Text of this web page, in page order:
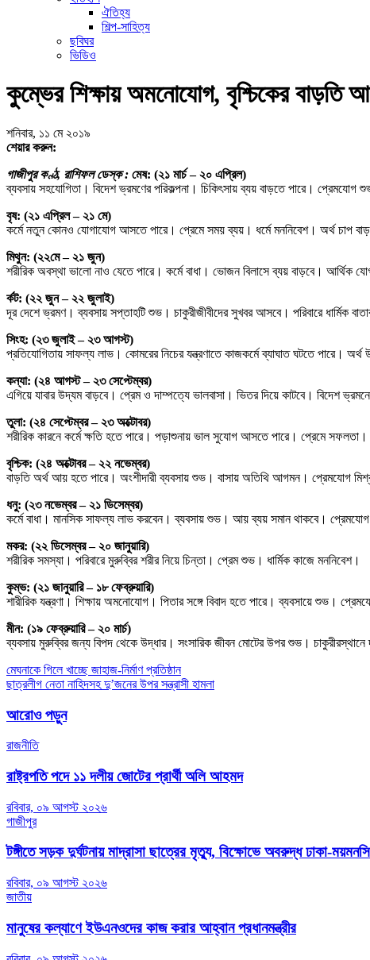
ঐতিহ্য
শিল্প-সাহিত্য
ছবিঘর
ভিডিও
কুম্ভের শিক্ষায় অমনোযোগ, বৃশ্চিকের বাড়তি
শনিবার, ১১ মে ২০১৯
শেয়ার করুন:
গাজীপুর কণ্ঠ, রাশিফল ডেস্ক : মেষ: (২১ মার্চ – ২০ এপ্রিল)
ব্যবসায় সহযোগিতা। বিদেশ ভ্রমণের পরিকল্পনা। চিকিৎসায় ব্যয় বাড়তে পারে। প্রেমযোগ
বৃষ: (২১ এপ্রিল – ২১ মে)
কর্মে নতুন কোনও যোগাযোগ আসতে পারে। প্রেমে সময় ব্যয়। ধর্মে মননিবেশ। অর্থ চাপ
মিথুন: (২২মে – ২১ জুন)
শরীরিক অবস্থা ভালো নাও যেতে পারে। কর্মে বাধা। ভোজন বিলাসে ব্যয় বাড়বে। আর্থিক
র্কট: (২২ জুন – ২২ জুলাই)
দূর দেশে ভ্রমণ। ব্যবসায় সপ্তাহটি শুভ। চাকুরীজীবীদের সুখবর আসবে। পরিবারে ধার্মিক
সিংহ: (২৩ জুলাই – ২৩ আগস্ট)
প্রতিযোগিতায় সাফল্য লাভ। কোমরের নিচের যন্ত্রণাতে কাজকর্মে ব্যাঘাত ঘটতে পারে। অর্থ
কন্যা: (২৪ আগস্ট – ২৩ সেপ্টেম্বর)
এগিয়ে যাবার উদ্যম বাড়বে। প্রেম ও দাম্পত্যে ভালবাসা। ভিতর দিয়ে কাটবে। বিদেশ ভ্রমনে
তুলা: (২৪ সেপ্টেম্বর – ২৩ অক্টোবর)
শরীরিক কারনে কর্মে ক্ষতি হতে পারে। পড়াশুনায় ভাল সুযোগ আসতে পারে। প্রেমে
বৃশ্চিক: (২৪ অক্টোবর – ২২ নভেম্বর)
বাড়তি অর্থ আয় হতে পারে। অংশীদারী ব্যবসায় শুভ। বাসায় অতিথি আগমন। প্রেমযোগ
ধনু: (২৩ নভেম্বর – ২১ ডিসেম্বর)
কর্মে বাধা। মানসিক সাফল্য লাভ করবেন। ব্যবসায় শুভ। আয় ব্যয় সমান থাকবে।
মকর: (২২ ডিসেম্বর – ২০ জানুয়ারি)
শরীরিক সমস্যা। পরিবারে মুরুব্বির শরীর নিয়ে চিন্তা। প্রেম শুভ। ধার্মিক কাজে মননিবেশ।
কুম্ভ: (২১ জানুয়ারি – ১৮ ফেব্রুয়ারি)
শারীরিক যন্ত্রণা। শিক্ষায় অমনোযোগ। পিতার সঙ্গে বিবাদ হতে পারে। ব্যবসায়ে শুভ।
মীন: (১৯ ফেব্রুয়ারি – ২০ মার্চ)
ব্যবসায় মুরুব্বির জন্য বিপদ থেকে উদ্ধার। সংসারিক জীবন মোটের উপর শুভ।
Post
navigation
মেঘনাকে গিলে খাচ্ছে জাহাজ-নির্মাণ প্রতিষ্ঠান
ছাত্রলীগ নেতা নাহিদসহ দু’জনের উপর সন্ত্রাসী হামলা
আরোও পড়ুন
রাজনীতি
রাষ্ট্রপতি পদে ১১ দলীয় জোটের প্রার্থী অলি আহমদ
রবিবার, ০৯ আগস্ট ২০২৬
গাজীপুর
টঙ্গীতে সড়ক দুর্ঘটনায় মাদ্রাসা ছাত্রের মৃত্যু, বিক্ষোভে অবরুদ্ধ ঢাকা-
রবিবার, ০৯ আগস্ট ২০২৬
জাতীয়
মানুষের কল্যাণে ইউএনওদের কাজ করার আহ্বান প্রধানমন্ত্রীর